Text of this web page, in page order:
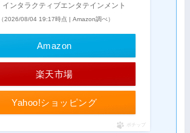
インタラクティブエンタテインメント
（2026/08/04 19:17時点 | Amazon調べ）
Amazon
楽天市場
Yahoo!ショッピング
ポチップ